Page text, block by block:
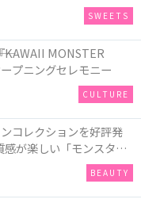
SWEETS
KAWAII MONSTER
プニングセレモニー
CULTURE
コレクションを好評発
が楽しい「モンスター
スティー」「パンキン
BEAUTY